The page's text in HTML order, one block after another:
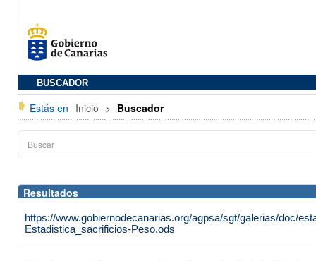
BUSCADOR
Estás en Inicio > Buscador
Resultados
https://www.gobiernodecanarias.org/agpsa/sgt/galerias/doc/
Estadistica_sacrificios-Peso.ods